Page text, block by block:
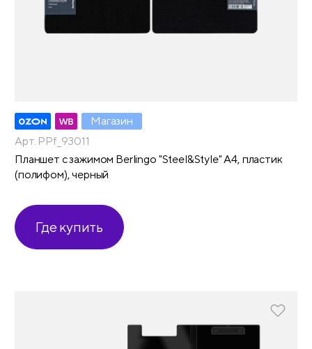
Магазин
Арт. PPf_93011
Планшет с зажимом Berlingo "Steel&Style" А4, пластик
(полифом), черный
Где купить